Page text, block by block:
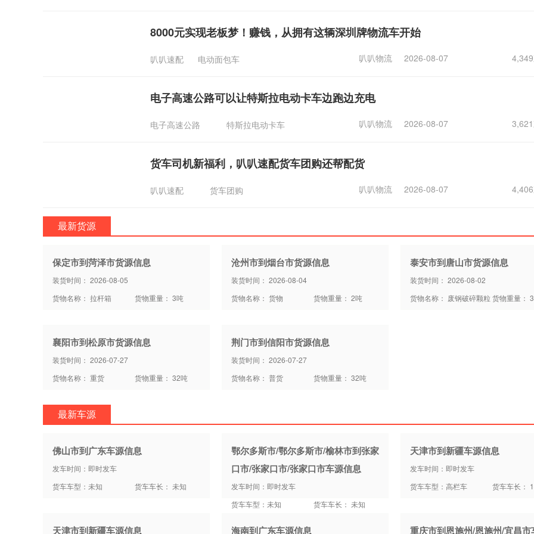
8000元实现老板梦！赚钱，从拥有这辆深圳牌物流车开始
叭叭速配 电动面包车 叭叭物流 2026-08-07
电子高速公路可以让特斯拉电动卡车边跑边充电
电子高速公路 特斯拉电动卡车 叭叭物流 2026-08-07
货车司机新福利，叭叭速配货车团购还帮配货
叭叭速配 货车团购 叭叭物流 2026-08-07
最新货源
保定市到菏泽市货源信息
装货时间： 2026-08-05
货物名称： 拉杆箱
货物重量： 3吨
沧州市到烟台市货源信息
装货时间： 2026-08-04
货物名称： 货物
货物重量： 2吨
泰安市到唐山市货源信息
装货时间： 2026-08-02
货物名称： 废钢破碎颗粒货物重量：
襄阳市到松原市货源信息
装货时间： 2026-07-27
货物名称： 重货
货物重量： 32吨
荆门市到信阳市货源信息
装货时间： 2026-07-27
货物名称： 普货
货物重量： 32吨
最新车源
佛山市到广东车源信息
发车时间：即时发车
货车车型：未知
货车车长： 未知
鄂尔多斯市/鄂尔多斯市/榆林市到张家
口市/张家口市/张家口市车源信息
发车时间：即时发车
货车车型：未知
货车车长： 未知
天津市到新疆车源信息
发车时间：即时发车
货车车型：高栏车
货车车长：
天津市到新疆车源信息 海南到广东车源信息 重庆市到恩施州/恩施州/宜昌市